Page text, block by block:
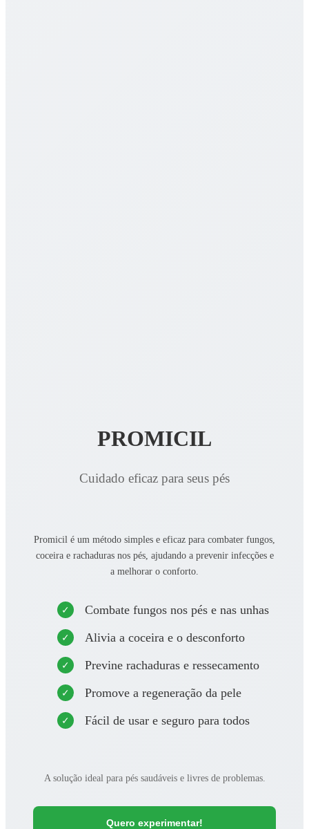
PROMICIL
Cuidado eficaz para seus pés
Promicil é um método simples e eficaz para combater fungos,
coceira e rachaduras nos pés, ajudando a prevenir infecções e
a melhorar o conforto.
Combate fungos nos pés e nas unhas
Alivia a coceira e o desconforto
Previne rachaduras e ressecamento
Promove a regeneração da pele
Fácil de usar e seguro para todos
A solução ideal para pés saudáveis e livres de problemas.
Quero experimentar!